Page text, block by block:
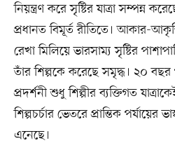
নিয়ন্ত্রণ করে সৃষ্টির যাত্রা সম্পন্ন
প্রধানত বিমূর্ত রীতিতে। আকার-
রেখা মিলিয়ে ভারসাম্য সৃষ্টির
তাঁর শিল্পকে করেছে সমৃদ্ধ। ২০
প্রদর্শনী শুধু শিল্পীর ব্যক্তিগত
শিল্পচর্চার ভেতরে প্রান্তিক পর্যায়ের
এনেছে।